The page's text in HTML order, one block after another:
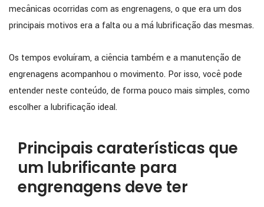
mecânicas ocorridas com as engrenagens, o que era um dos
principais motivos era a falta ou a má lubrificação das mesmas.
Os tempos evoluíram, a ciência também e a manutenção de
engrenagens acompanhou o movimento. Por isso, você pode
entender neste conteúdo, de forma pouco mais simples, como
escolher a lubrificação ideal.
Principais caraterísticas que
um lubrificante para
engrenagens deve ter